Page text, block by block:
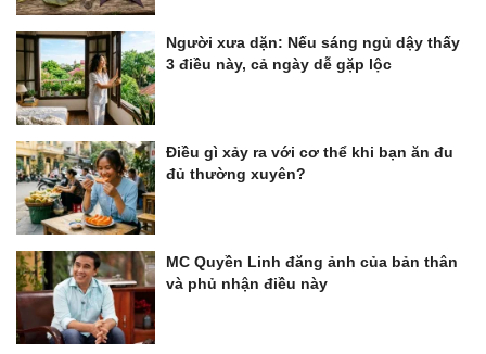
Người xưa dặn: Nếu sáng ngủ dậy thấy
3 điều này, cả ngày dễ gặp lộc
Điều gì xảy ra với cơ thể khi bạn ăn đu
đủ thường xuyên?
MC Quyền Linh đăng ảnh của bản thân
và phủ nhận điều này